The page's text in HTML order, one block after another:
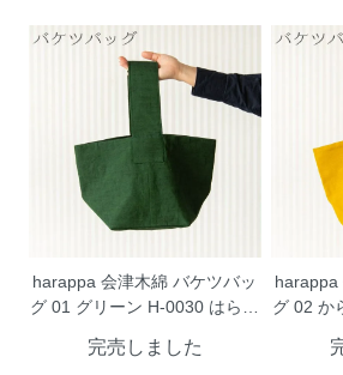
harappa 会津木綿 バケツバッ
グ 01 グリーン H-0030 はらっ
可)
完売しました
harappa
グ 02 か